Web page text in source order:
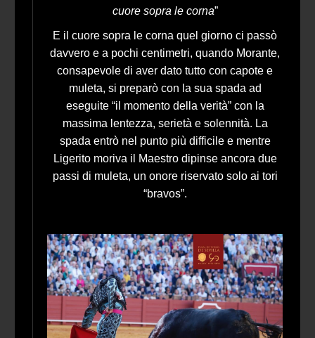
cuore sopra le corna”
E il cuore sopra le corna quel giorno ci passò
davvero e a pochi centimetri, quando Morante,
consapevole di aver dato tutto con capote e
muleta, si preparò con la sua spada ad
eseguite “il momento della verità” con la
massima lentezza, serietà e solennità. La
spada entrò nel punto più difficile e mentre
Ligerito moriva il Maestro dipinse ancora due
passi di muleta, un onore riservato solo ai tori
“bravos”.